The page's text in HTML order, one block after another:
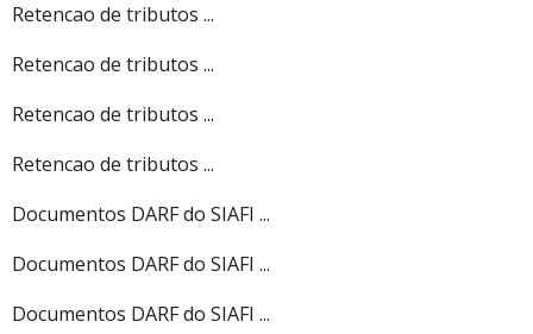
Retencao de tributos ...
Retencao de tributos ...
Retencao de tributos ...
Retencao de tributos ...
Documentos DARF do SIAFI ...
Documentos DARF do SIAFI ...
Documentos DARF do SIAFI ...